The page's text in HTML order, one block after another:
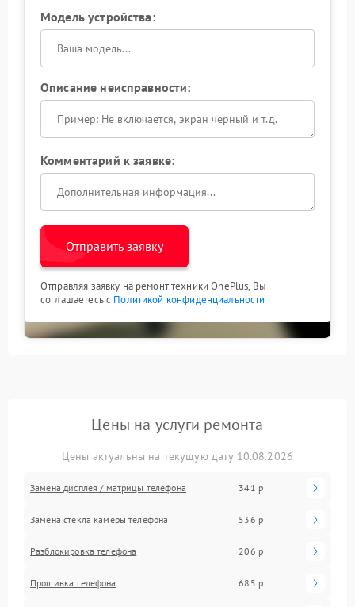
Модель устройства:
Описание неисправности:
Комментарий к заявке:
Отправить заявку
Отправляя заявку на ремонт техники OnePlus, Вы
соглашаетесь с Политикой конфиденциальности
Цены на услуги ремонта
Цены актуальны на текущую дату 10.08.2026
Замена дисплея / матрицы телефона 341 р
Замена стекла камеры телефона 536 р
Разблокировка телефона 206 р
Прошивка телефона 685 р